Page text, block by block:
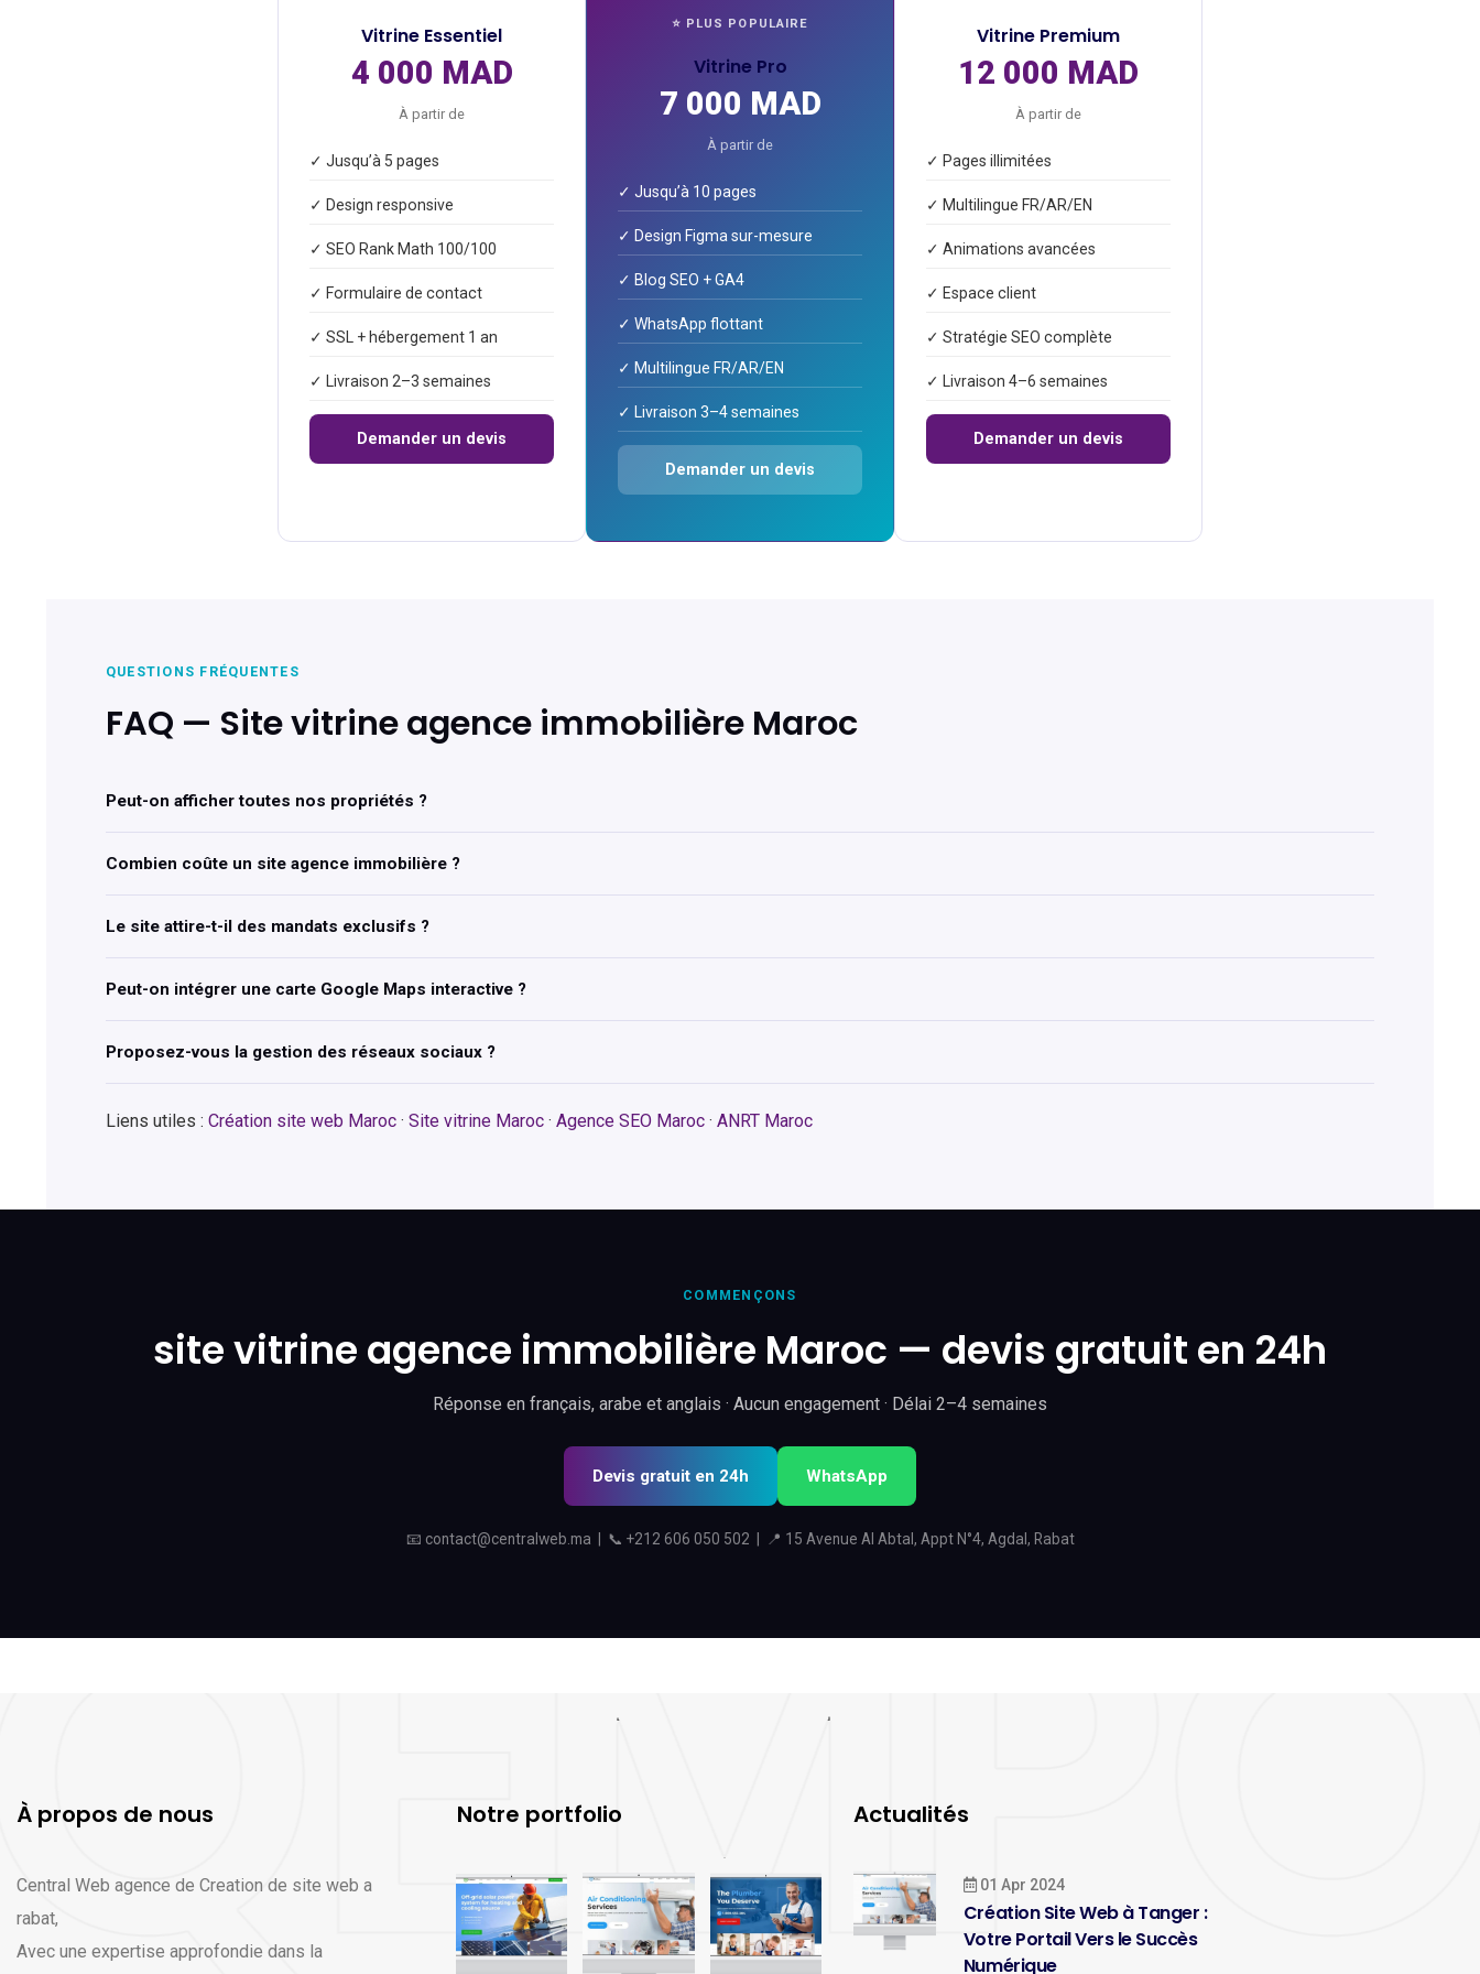
Vitrine Essentiel
4 000 MAD
À partir de
✓ Jusqu’à 5 pages
✓ Design responsive
✓ SEO Rank Math 100/100
✓ Formulaire de contact
✓ SSL + hébergement 1 an
✓ Livraison 2–3 semaines
Demander un devis
⭐ PLUS POPULAIRE
Vitrine Pro
7 000 MAD
À partir de
✓ Jusqu’à 10 pages
✓ Design Figma sur-mesure
✓ Blog SEO + GA4
✓ WhatsApp flottant
✓ Multilingue FR/AR/EN
✓ Livraison 3–4 semaines
Demander un devis
Vitrine Premium
12 000 MAD
À partir de
✓ Pages illimitées
✓ Multilingue FR/AR/EN
✓ Animations avancées
✓ Espace client
✓ Stratégie SEO complète
✓ Livraison 4–6 semaines
Demander un devis
QUESTIONS FRÉQUENTES
FAQ — Site vitrine agence immobilière Maroc
Peut-on afficher toutes nos propriétés ?
Combien coûte un site agence immobilière ?
Le site attire-t-il des mandats exclusifs ?
Peut-on intégrer une carte Google Maps interactive ?
Proposez-vous la gestion des réseaux sociaux ?
Liens utiles : Création site web Maroc · Site vitrine Maroc · Agence SEO Maroc · ANRT Maroc
COMMENÇONS
site vitrine agence immobilière Maroc — devis gratuit en 24h
Réponse en français, arabe et anglais · Aucun engagement · Délai 2–4 semaines
Devis gratuit en 24h WhatsApp
📧 contact@centralweb.ma | 📞 +212 606 050 502 | 📍 15 Avenue Al Abtal, Appt N°4, Agdal, Rabat
À propos de nous
Central Web agence de Creation de site web a
rabat,
Avec une expertise approfondie dans la
Notre portfolio Actualités
01 Apr 2024
Création Site Web à Tanger :
Votre Portail Vers le Succès
Numérique